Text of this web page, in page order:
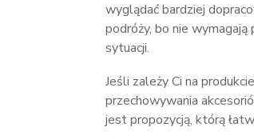
wyglądać bardziej
podróży, bo nie
sytuacji.
Jeśli zależy Ci na
przechowywania
jest propozycją, którą